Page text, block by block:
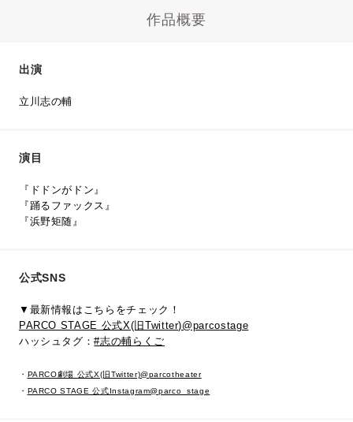
作品概要
出演
立川志の輔
演目
『ドドンがドン』
『踊るファックス』
『浜野矩随』
公式SNS
▼最新情報はこちらをチェック！
PARCO STAGE 公式X(旧Twitter)@parcostage
ハッシュタグ：#志の輔らくご
・ PARCO劇場 公式X(旧Twitter)@parcotheater
・ PARCO STAGE 公式Instagram@parco_stage